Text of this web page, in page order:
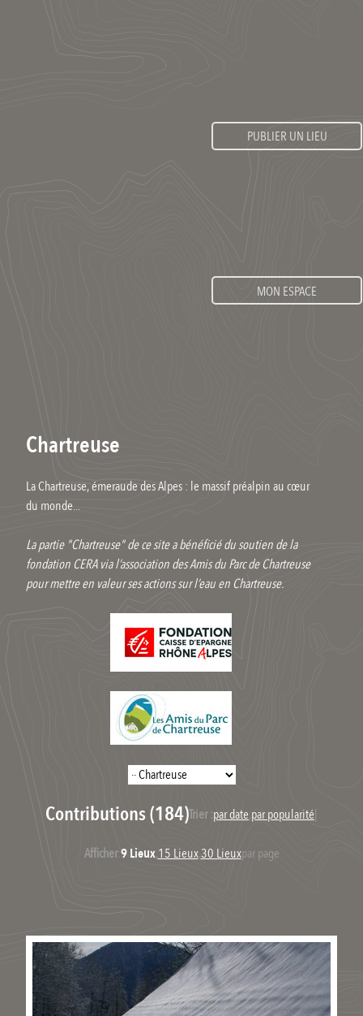
PUBLIER UN LIEU
MON ESPACE
Chartreuse
La Chartreuse, émeraude des Alpes : le massif préalpin au cœur
du monde...
La partie "Chartreuse" de ce site a bénéficié du soutien de la
fondation CERA via l’association des Amis du Parc de Chartreuse
pour mettre en valeur ses actions sur l’eau en Chartreuse.
Contributions (184)Trier :par date,par popularité|
Afficher:9 Lieux,15 Lieux,30 Lieuxpar page